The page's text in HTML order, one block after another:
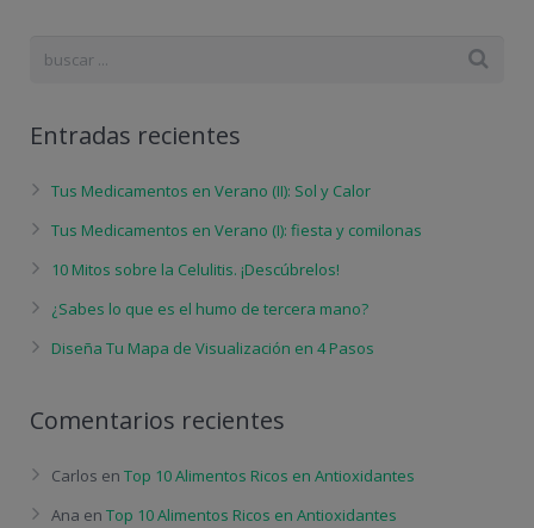
Entradas recientes
Tus Medicamentos en Verano (II): Sol y Calor
Tus Medicamentos en Verano (I): fiesta y comilonas
10 Mitos sobre la Celulitis. ¡Descúbrelos!
¿Sabes lo que es el humo de tercera mano?
Diseña Tu Mapa de Visualización en 4 Pasos
Comentarios recientes
Carlos en Top 10 Alimentos Ricos en Antioxidantes
Ana en Top 10 Alimentos Ricos en Antioxidantes